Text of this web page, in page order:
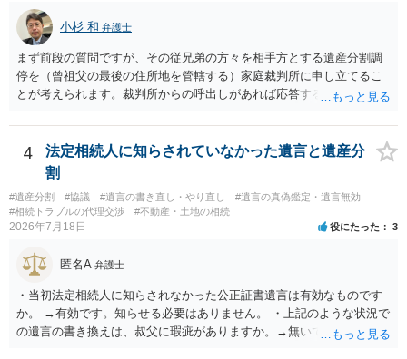
言えると思います。
小杉 和 弁護士
まず前段の質問ですが、その従兄弟の方々を相手方とする遺産分割調
停を（曾祖父の最後の住所地を管轄する）家庭裁判所に申し立てるこ
とが考えられます。裁判所からの呼出しがあれば応答する可能性がま
能と思われます。時間が思った以上にないので必要書類をてきぱきと
揃える必要があります。その点是非御注意ください。
4
法定相続人に知らされていなかった遺言と遺産分
割
#遺産分割 #協議 #遺言の書き直し・やり直し
#遺言の真偽鑑定・遺言無効
#相続トラブルの代理交渉
#不動産・土地の相続
2026年7月18日 役にたった 3
匿名A 弁護士
・当初法定相続人に知らされなかった公正証書遺言は有効なものです
か。 →有効です。知らせる必要はありません。 ・上記のような状況で
の遺言の書き換えは、叔父に瑕疵がありますか。→無いです。 ・分割